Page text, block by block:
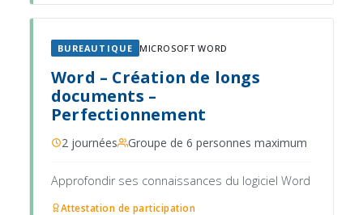
BUREAUTIQUE MICROSOFT WORD
Word – Création de longs
documents –
Perfectionnement
2 journées Groupe de 6 personnes maximum
Approfondir ses connaissances du logiciel Word
Attestation de participation